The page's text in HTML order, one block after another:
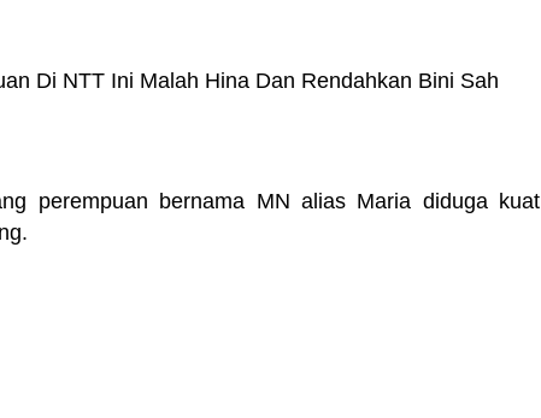
Di NTT Ini Malah Hina Dan Rendahkan Bini Sah
perempuan bernama MN alias Maria diduga kuat